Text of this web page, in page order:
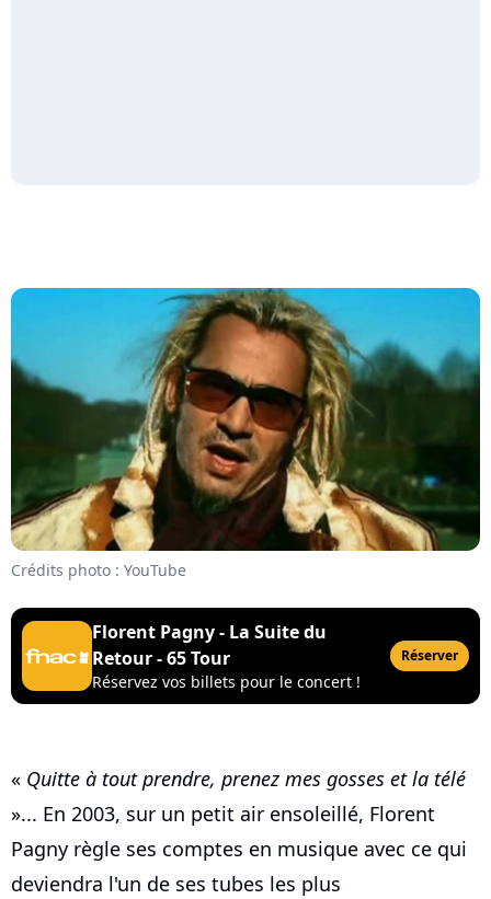
Crédits photo : YouTube
Florent Pagny - La Suite du
Retour - 65 Tour
Réservez vos billets pour le concert !
Réserver
« Quitte à tout prendre, prenez mes gosses et la télé
»... En 2003, sur un petit air ensoleillé, Florent
Pagny règle ses comptes en musique avec ce qui
deviendra l'un de ses tubes les plus